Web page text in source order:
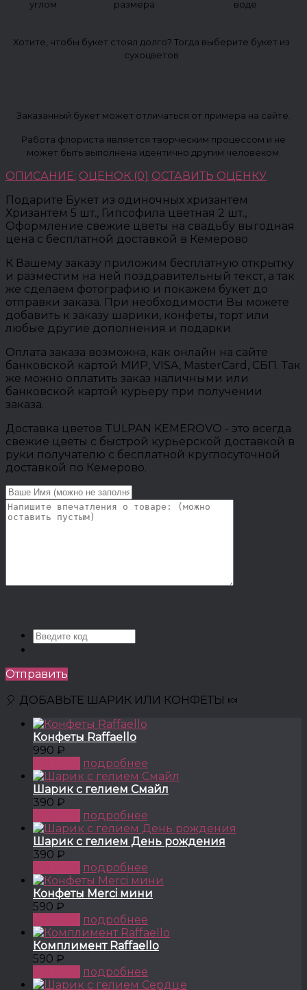
углом размера воде
Хотите, чтобы букет стоял долго? Тогда выберите букет из
сухоцветов
Заказанный букет может отличаться от примера на сайте.
Работа флориста является творческим процессом и не
может быть выполнена идентично другим человеком.
ОПИСАНИЕ: ОЦЕНОК (0) ОСТАВИТЬ ОЦЕНКУ
Подарите Букет из одиночных хризантем
Хризантем 5 шт., Гипсофила цветная 2 шт.,
Оформление свежие цветы на свадьбу выгодная
цена с бесплатной доставкой в Кемерово
К Вашему заказу приложим бесплатную открытку
и разместим на ней поздравительный текст, а так
же сделаем фотографию и покажем букет до
отправки заказа. При необходимости Вы можете
добавить к заказу шарики, конфеты, торт или
любые другие дополнения и подарки.
Оплата заказа возможна, как онлайн на сайте
банковской картой МИР, VISA, MasterCard, СБП. Так
же можно оплатить заказ наличными или
банковской картой курьеру при получении
заказа.
Доставка цветов TULPAN KEMEROVO - это всегда
свежие цветы с быстрой курьерской доставкой в
руки получателю с бесплатной круглосуточной
доставкой по Кемерово.
Отправить
🎈 ДОБАВЬТЕ ШАРИК ИЛИ КОНФЕТЫ 🍬
Конфеты Raffaello
990 ₽
подробнее
Шарик с гелием Смайл
390 ₽
подробнее
Шарик с гелием День рождения
390 ₽
подробнее
Конфеты Merci мини
590 ₽
подробнее
Комплимент Raffaello
590 ₽
подробнее